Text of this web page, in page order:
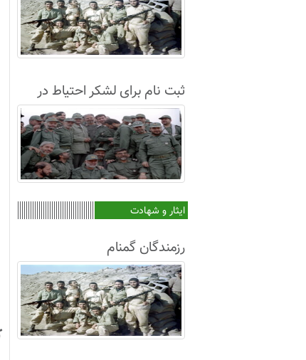
ثبت نام برای لشکر احتیاط در
نجف آباد
ایثار و شهادت
رزمندگان گمنام